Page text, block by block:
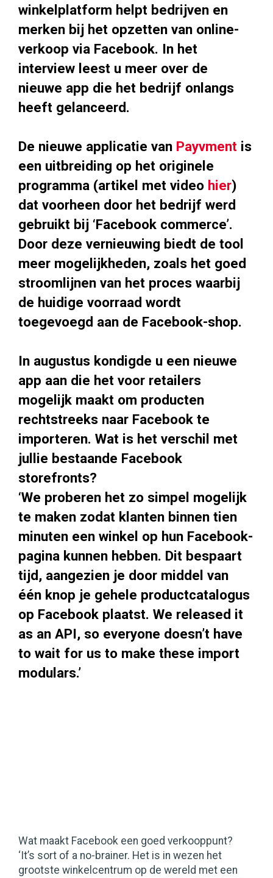
winkelplatform helpt bedrijven en
merken bij het opzetten van online-
verkoop via Facebook. In het
interview leest u meer over de
nieuwe app die het bedrijf onlangs
heeft gelanceerd.
De nieuwe applicatie van Payvment is
een uitbreiding op het originele
programma (artikel met video hier)
dat voorheen door het bedrijf werd
gebruikt bij ‘Facebook commerce’.
Door deze vernieuwing biedt de tool
meer mogelijkheden, zoals het goed
stroomlijnen van het proces waarbij
de huidige voorraad wordt
toegevoegd aan de Facebook-shop.
In augustus kondigde u een nieuwe
app aan die het voor retailers
mogelijk maakt om producten
rechtstreeks naar Facebook te
importeren. Wat is het verschil met
jullie bestaande Facebook
storefronts?
‘We proberen het zo simpel mogelijk
te maken zodat klanten binnen tien
minuten een winkel op hun Facebook-
pagina kunnen hebben. Dit bespaart
tijd, aangezien je door middel van
één knop je gehele productcatalogus
op Facebook plaatst. We released it
as an API, so everyone doesn’t have
to wait for us to make these import
modulars.’
Wat maakt Facebook een goed verkooppunt?
‘It’s sort of a no-brainer. Het is in wezen het
grootste winkelcentrum op de wereld met een